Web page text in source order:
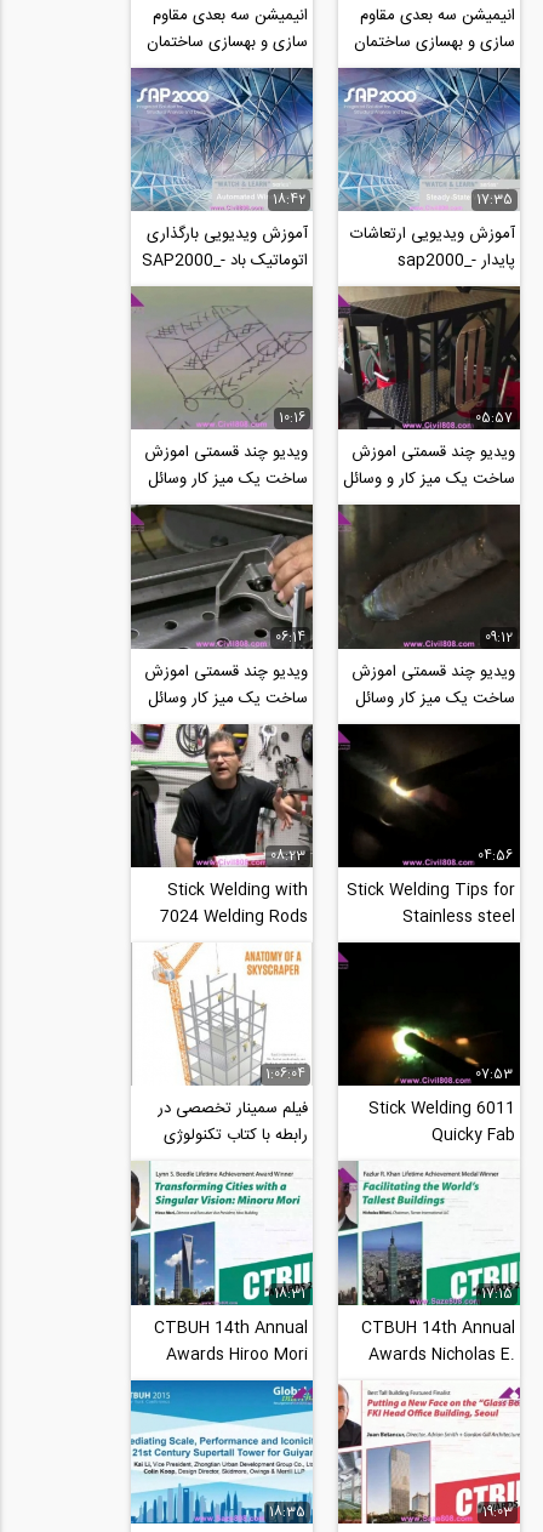
انیمیشن سه بعدی مقاوم
سازی و بهسازی ساختمان
پارلمان نیوزیلند- پارت 2
انیمیشن سه بعدی مقاوم
سازی و بهسازی ساختمان
پارلمان نیوزیلند- پارت 1
17:35
آموزش ویدیویی ارتعاشات
پایدار sap2000_-
_32_steady-
state_vibration
18:42
آموزش ویدیویی بارگذاری
اتوماتیک باد SAP2000_-
_31_Automated_Wind
_Loads
05:57
ویدیو چند قسمتی اموزش
ساخت یک میز کار و وسائل
فولادی با تکنیک های دقیق
جوشکاری...
10:16
ویدیو چند قسمتی اموزش
ساخت یک میز کار وسائل
فولادی با تکنیک های دقیق
جوشکاری...
09:12
ویدیو چند قسمتی اموزش
ساخت یک میز کار وسائل
فولادی با تکنیک های دقیق
جوشکاری...
06:14
ویدیو چند قسمتی اموزش
ساخت یک میز کار وسائل
فولادی با تکنیک های دقیق
جوشکاری...
04:56
Stick Welding Tips for
Stainless steel
08:23
Stick Welding with
7024 Welding Rods
07:53
6011 Stick Welding
Quicky Fab
1:06:04
فیلم سمینار تخصصی در
رابطه با کتاب تکنولوژی
Heights-...
17:15
CTBUH 14th Annual
Awards Nicholas E.
Billotti Facilitating the
World’s Tallest...
18:31
CTBUH 14th Annual
Awards Hiroo Mori
Minoru Mori
Transforming Cities
with a...
19:03
18:35